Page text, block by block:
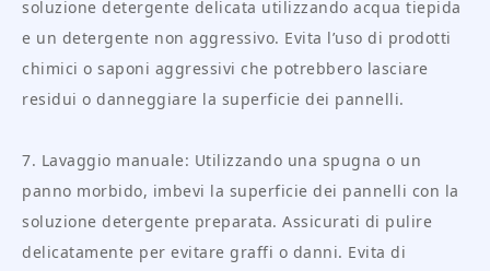
soluzione detergente delicata utilizzando acqua tiepida
e un detergente non aggressivo. Evita l’uso di prodotti
chimici o saponi aggressivi che potrebbero lasciare
residui o danneggiare la superficie dei pannelli.
7. Lavaggio manuale: Utilizzando una spugna o un
panno morbido, imbevi la superficie dei pannelli con la
soluzione detergente preparata. Assicurati di pulire
delicatamente per evitare graffi o danni. Evita di